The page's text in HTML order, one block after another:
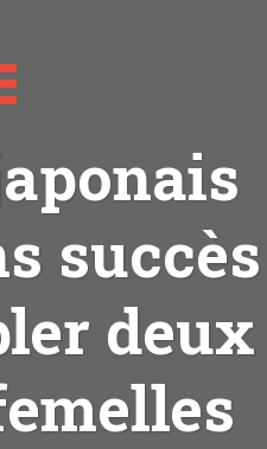
succès
deux